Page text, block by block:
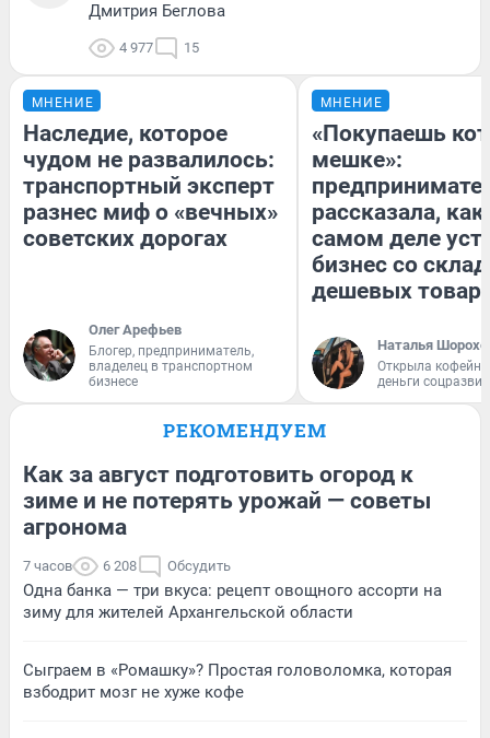
Дмитрия Беглова
4 977 15
МНЕНИЕ
Наследие, которое
чудом не развалилось:
транспортный эксперт
разнес миф о «вечных»
советских дорогах
Олег Арефьев
Блогер, предприниматель,
владелец в транспортном
бизнесе
МНЕНИЕ
«Покупаешь
мешке»:
рассказала, как
самом деле
бизнес со
дешевых
Наталья
Открыла
деньги
РЕКОМЕНДУЕМ
Как за август подготовить огород к
зиме и не потерять урожай — советы
агронома
7 часов 6 208 Обсудить
Одна банка — три вкуса: рецепт овощного ассорти на
зиму для жителей Архангельской области
Сыграем в «Ромашку»? Простая головоломка, которая
взбодрит мозг не хуже кофе